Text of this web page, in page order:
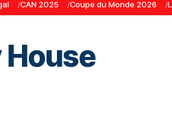
CAN 2025 Coupe du Monde 2026
House